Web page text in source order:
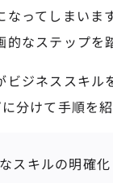
なってしまいま
なステップを
ビジネススキル
分けて手順を紹
スキルの明確化